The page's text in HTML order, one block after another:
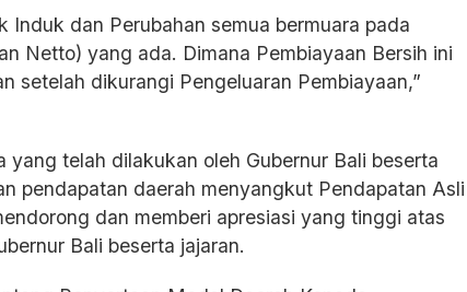
Induk dan Perubahan semua bermuara pada
Netto) yang ada. Dimana Pembiayaan Bersih ini
setelah dikurangi Pengeluaran Pembiayaan,”
telah dilakukan oleh Gubernur Bali beserta
pendapatan daerah menyangkut Pendapatan Asli
dan memberi apresiasi yang tinggi atas
Bali beserta jajaran.